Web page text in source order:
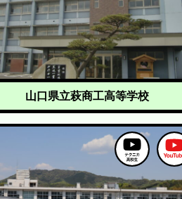
山口県立萩商工高等学校